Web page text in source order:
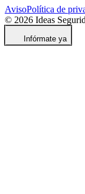
AvisoPolítica de
© 2026 Ideas
Infórmate ya